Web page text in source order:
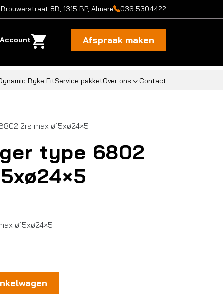
Brouwerstraat 8B, 1315 BP, Almere 036 5304422
Account Afspraak maken
Byke FitService pakketOver ons Contact
2rs max ø15xø24×5
type 6802
ø15xø24×5